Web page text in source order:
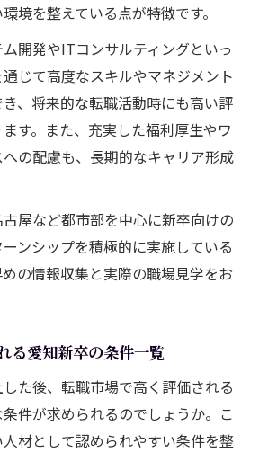
境を整えている点が特徴です。
開発やITコンサルティングといっ
じて高度なスキルやマネジメント
、将来的な転職活動時にも高い評
す。また、充実した福利厚生やワ
の配慮も、長期的なキャリア形成
屋など都市部を中心に新卒向けの
ンシップを積極的に実施している
の情報収集と実際の職場見学をお
る愛知新卒の条件一覧
た後、転職市場で高く評価される
件が求められるのでしょうか。こ
材として認められやすい条件を整